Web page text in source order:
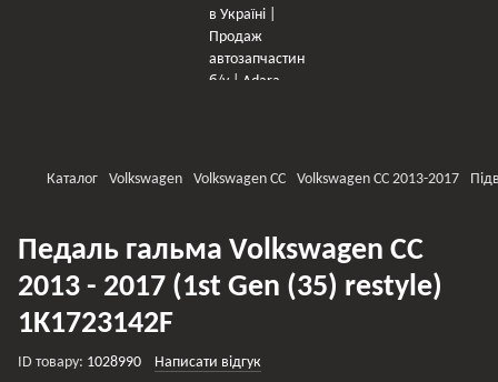
Каталог Volkswagen Volkswagen CC Volkswagen CC 2013-2017
Педаль гальма Volkswagen CC
2013 - 2017 (1st Gen (35) restyle)
1K1723142F
ID товару: 1028990 Написати відгук